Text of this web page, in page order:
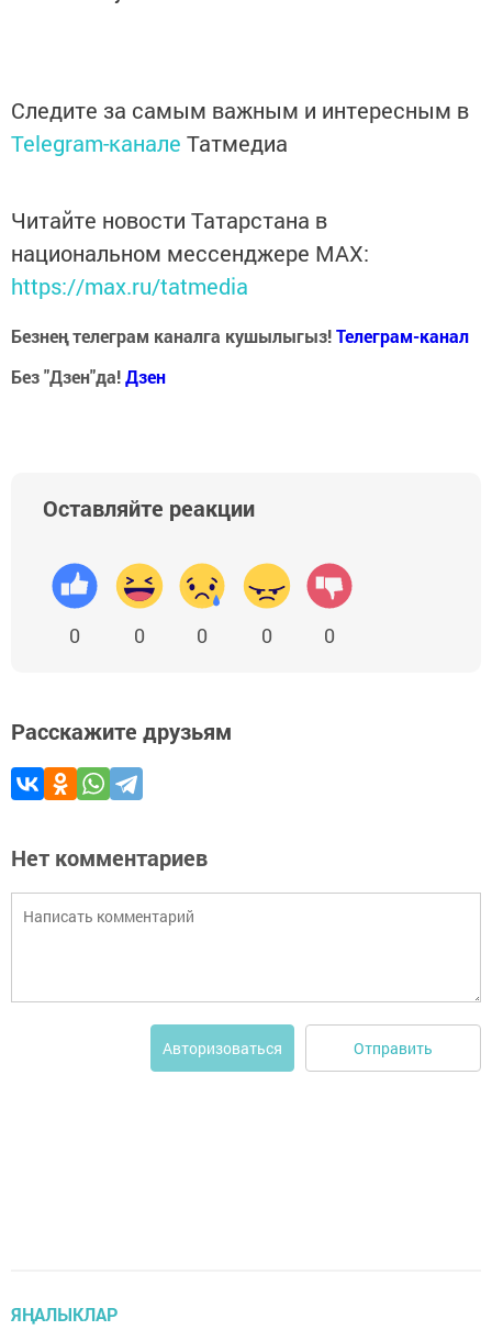
Следите за самым важным и интересным в
Telegram-канале Татмедиа
Читайте новости Татарстана в
национальном мессенджере MАХ:
https://max.ru/tatmedia
Безнең телеграм каналга кушылыгыз!Телеграм-канал
Без "Дзен"да!Дзен
Оставляйте реакции
0 0 0 0 0
Расскажите друзьям
Нет комментариев
Авторизоваться Отправить
ЯҢАЛЫКЛАР